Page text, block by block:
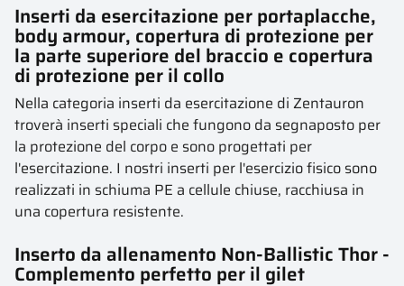
Inserti da esercitazione per portaplacche,
body armour, copertura di protezione per
la parte superiore del braccio e copertura
di protezione per il collo
Nella categoria inserti da esercitazione di Zentauron
troverà inserti speciali che fungono da segnaposto per
la protezione del corpo e sono progettati per
l'esercitazione. I nostri inserti per l'esercizio fisico sono
realizzati in schiuma PE a cellule chiuse, racchiusa in
una copertura resistente.
Inserto da allenamento Non-Ballistic Thor -
Complemento perfetto per il gilet